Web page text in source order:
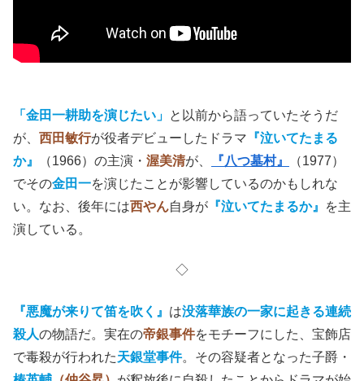
「 金田一耕助を演じたい」 と以前から語っていたそうだ
が、 西田敏行が役者デビューしたドラマ 『泣いてたまる
か』
（1966）の主演・ 渥美清が、 『八つ墓村』
（1977）
でその金田一を演じたことが影響しているのかもしれな
い。なお、後年には西やん自身が 『泣いてたまるか』
を主
演している。
◇
『悪魔が来りて笛を吹く』 は没落華族の一家に起きる連続
殺人の物語だ。実在の帝銀事件をモチーフにした、宝飾店
で毒殺が行われた天銀堂事件。その容疑者となった子爵・